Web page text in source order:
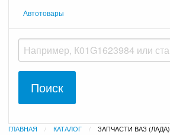
Автотовары
ГЛАВНАЯ КАТАЛОГ ТЕКУЩАЯ:
ЗАПЧАСТИ ВАЗ (ЛАДА)